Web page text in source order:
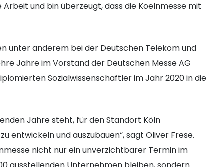
und bin überzeugt, dass die Koelnmesse mit
unter anderem bei der Deutschen Telekom und
Jahre im Vorstand der Deutschen Messe AG
Sozialwissenschaftler im Jahr 2020 in die
Jahre steht, für den Standort Köln
entwickeln und auszubauen“, sagt Oliver Frese.
nicht nur ein unverzichtbarer Termin im